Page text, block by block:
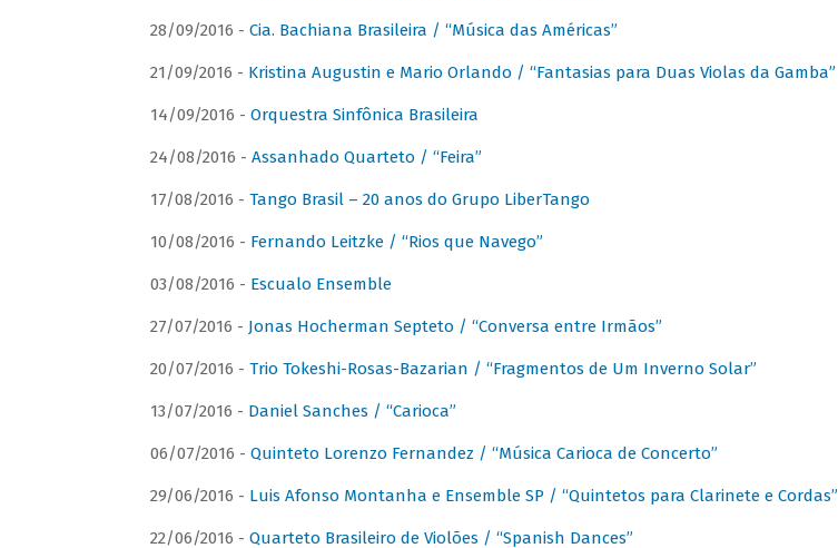
28/09/2016 - Cia. Bachiana Brasileira / “Música das Américas”
21/09/2016 - Kristina Augustin e Mario Orlando / “Fantasias para Duas Violas da Gamba”
14/09/2016 - Orquestra Sinfônica Brasileira
24/08/2016 - Assanhado Quarteto / “Feira”
17/08/2016 - Tango Brasil – 20 anos do Grupo LiberTango
10/08/2016 - Fernando Leitzke / “Rios que Navego”
03/08/2016 - Escualo Ensemble
27/07/2016 - Jonas Hocherman Septeto / “Conversa entre Irmãos”
20/07/2016 - Trio Tokeshi-Rosas-Bazarian / “Fragmentos de Um Inverno Solar”
13/07/2016 - Daniel Sanches / “Carioca”
06/07/2016 - Quinteto Lorenzo Fernandez / “Música Carioca de Concerto”
29/06/2016 - Luis Afonso Montanha e Ensemble SP / “Quintetos para Clarinete e Cordas”
22/06/2016 - Quarteto Brasileiro de Violões / “Spanish Dances”